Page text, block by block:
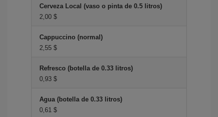
Cerveza Local (vaso o pinta de 0.5 litros)
2,00 $
Cappuccino (normal)
2,55 $
Refresco (botella de 0.33 litros)
0,93 $
Agua (botella de 0.33 litros)
0,61 $